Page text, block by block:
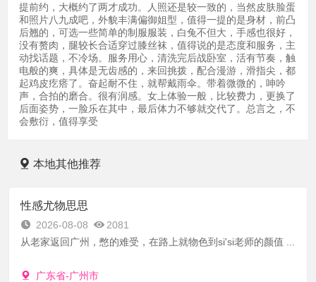
提前约，大概约了两才成功。人照还是较一致的，当然皮肤脸蛋
和照片八九成吧，外貌丰满偏御姐型，值得一提的是身材，前凸
后翘的，可选一些简单的制服服装，白兔不但大，手感也很好，
没有赘肉，腿较长合适穿过膝丝袜，值得说的是态度和服务，主
动找话题，不冷场。服务用心，清洗完后战卧室，活有节奏，触
电般的爽，具体是无齿感的，来回挑拨，配合漫游，滑指尖，都
起鸡皮疙瘩了。奋起耐不住，就帮戴雨伞。带着微微的，呻吟
声，合拍的磨合。很有润感。女上体验一般，比较费力，更换了
后面姿势，一脸乐在其中，最后体力不够就交代了。总言之，不
会敷衍，值得享受
本地其他推荐
性感尤物思思
2026-08-08
2081
从老家返回广州，憋的难受，在路上就物色到si'si老师的颜值 ...
广东省-广州市